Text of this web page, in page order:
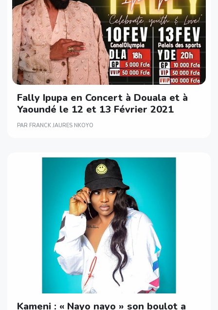
Fally Ipupa en Concert à Douala et à
Yaoundé le 12 et 13 Février 2021
PAR FRANCK JAURES NKOYO
Kameni : « Nayo nayo » son boulot a